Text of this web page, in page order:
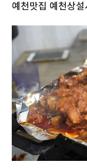
예천맛집 예천상